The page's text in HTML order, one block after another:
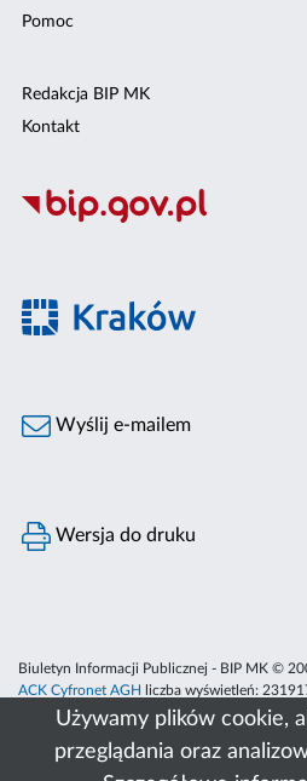
Używamy plików cookie,
przeglądania oraz
Pomoc
Redakcja BIP MK
Kontakt
Wyślij e-mailem
Wersja do druku
Biuletyn Informacji Publicznej - BIP MK ©
ACK Cyfronet AGH
liczba wyświetleń: